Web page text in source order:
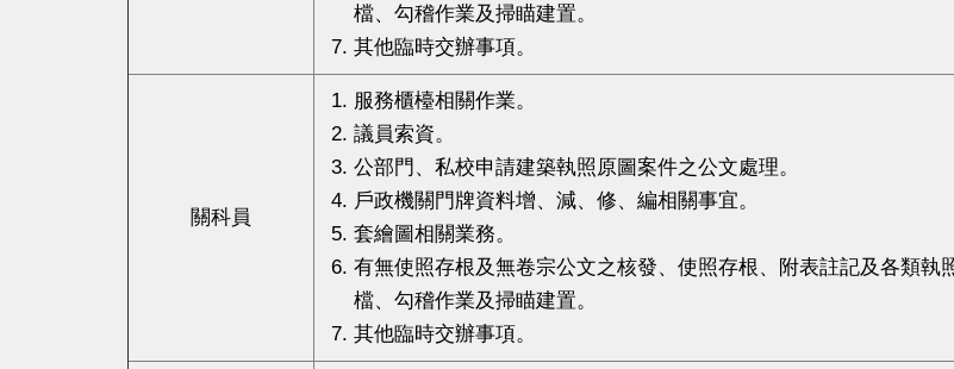
檔、勾稽作業及掃瞄建置。
其他臨時交辦事項。
關科員
服務櫃檯相關作業。
議員索資。
公部門、私校申請建築執照原圖案件之公文處理。
戶政機關門牌資料增、減、修、編相關事宜。
套繪圖相關業務。
有無使照存根及無卷宗公文之核發、使照存根、附表註記及各類執
檔、勾稽作業及掃瞄建置。
其他臨時交辦事項。